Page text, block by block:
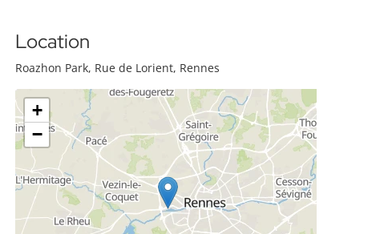
Location
Roazhon Park, Rue de Lorient, Rennes
+
−